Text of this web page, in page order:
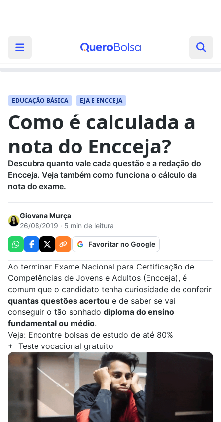
EDUCAÇÃO BÁSICA EJA E ENCCEJA
Como é calculada a
nota do Encceja?
Descubra quanto vale cada questão e a redação do
Encceja. Veja também como funciona o cálculo da
nota do exame.
Giovana Murça
26/08/2019 · 5 min de leitura
Favoritar no Google
Ao terminar Exame Nacional para Certificação de
Competências de Jovens e Adultos (Encceja), é
comum que o candidato tenha curiosidade de conferir
quantas questões acertou e de saber se vai
conseguir o tão sonhado diploma do ensino
fundamental ou médio.
Veja: Encontre bolsas de estudo de até 80%
+ Teste vocacional gratuito